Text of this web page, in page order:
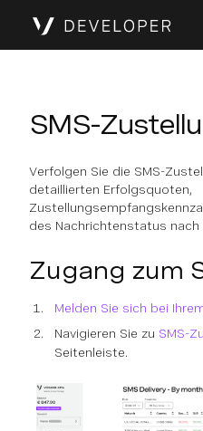
SMS-
Verfolgen Sie die SMS-
detaillierten Erfolgsquoten,
des Nachrichtenstatus
Zugang zum
Melden Sie sich bei
Navigieren Sie zu SMS-
Seitenleiste.